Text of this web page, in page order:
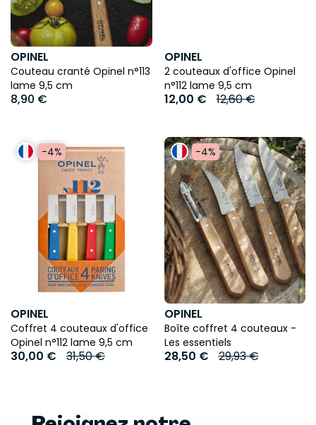
OPINEL
Couteau cranté Opinel n°113
lame 9,5 cm
8,90 €
OPINEL
2 couteaux d'office Opinel
n°112 lame 9,5 cm
12,00 € 12,60 €
-4%
OPINEL
Coffret 4 couteaux d'office
Opinel n°112 lame 9,5 cm
30,00 € 31,50 €
-4%
OPINEL
Boîte coffret 4 couteaux -
Les essentiels
28,50 € 29,93 €